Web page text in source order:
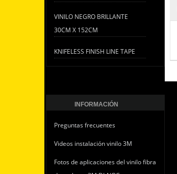
VINILO NEGRO BRILLANTE
30CM X 152CM
KNIFELESS FINISH LINE TAPE
INFORMACIÓN
Preguntas frecuentes
Videos instalación vinilo 3M
Fotos de aplicaciones del vinilo fibra